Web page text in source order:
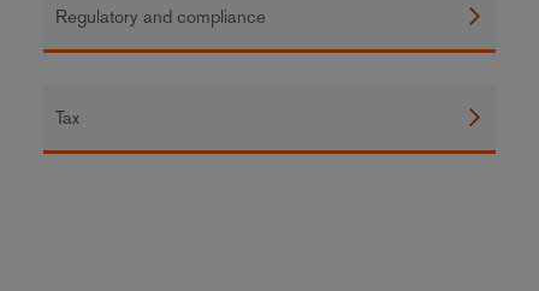
Regulatory and compliance
Tax